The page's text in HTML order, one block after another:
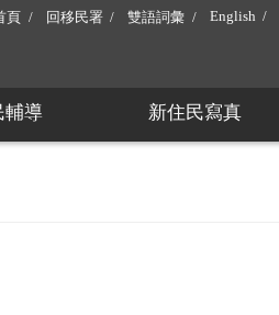
頁 回移民署 雙語詞彙 English
輔導 新住民寫真